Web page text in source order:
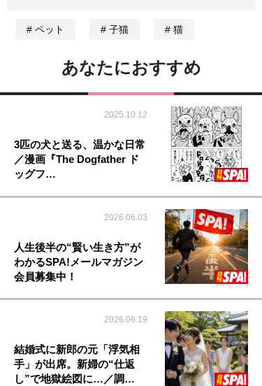
ペット 子猫 猫
あなたにおすすめ
2025.10.12
3匹の犬と送る、温かな日常
／漫画『The Dogfather ド
ッグフ…
2026.06.03
人生後半の“賢い生き方”が
わかるSPA!メールマガジン
会員募集中！
2026.06.19
結婚式に新郎の元「浮気相
手」が出席。新婦の“仕返
し”で地獄絵図に…／調…